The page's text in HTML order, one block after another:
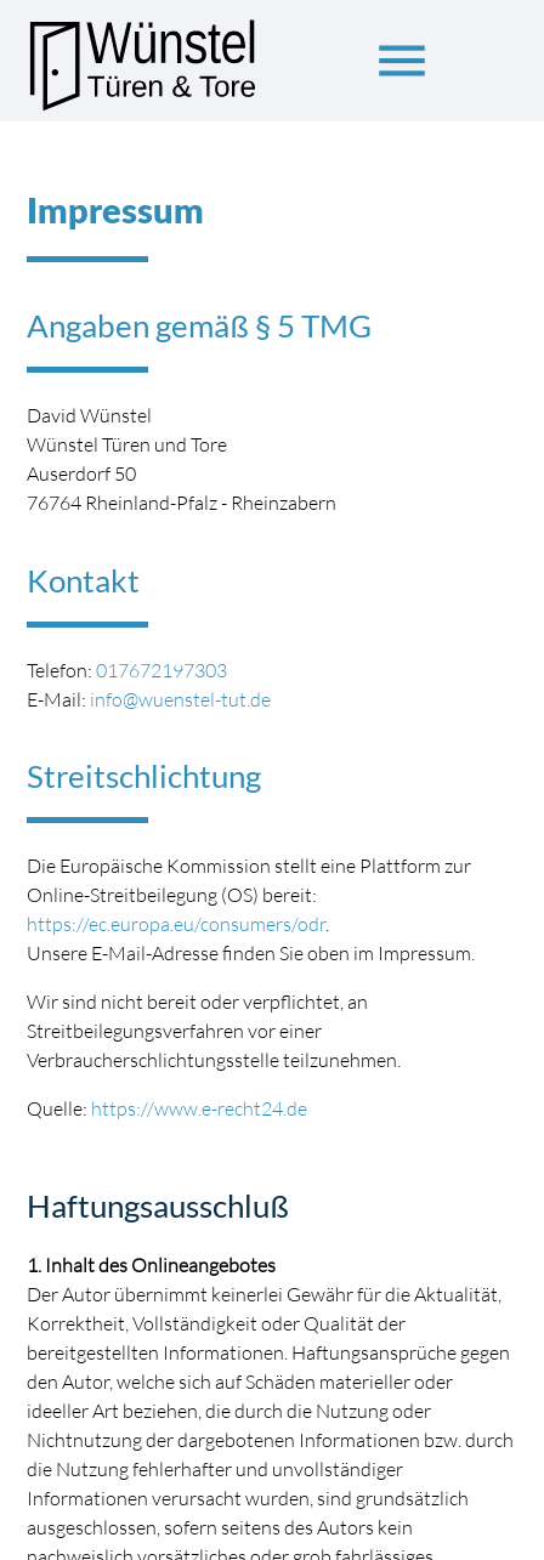
menu
Impressum
Angaben gemäß § 5 TMG
David Wünstel
Wünstel Türen und Tore
Auserdorf 50
76764 Rheinland-Pfalz - Rheinzabern
Kontakt
Telefon:017672197303
E-Mail: info@wuenstel-tut.de
Streitschlichtung
Die Europäische Kommission stellt eine Plattform zur
Online-Streitbeilegung (OS) bereit:
https://ec.europa.eu/consumers/odr.
Unsere E-Mail-Adresse finden Sie oben im Impressum.
Wir sind nicht bereit oder verpflichtet, an
Streitbeilegungsverfahren vor einer
Verbraucherschlichtungsstelle teilzunehmen.
Quelle: https://www.e-recht24.de
Haftungsausschluß
1. Inhalt des Onlineangebotes
Der Autor übernimmt keinerlei Gewähr für die Aktualität,
Korrektheit, Vollständigkeit oder Qualität der
bereitgestellten Informationen. Haftungsansprüche gegen
den Autor, welche sich auf Schäden materieller oder
ideeller Art beziehen, die durch die Nutzung oder
Nichtnutzung der dargebotenen Informationen bzw. durch
die Nutzung fehlerhafter und unvollständiger
Informationen verursacht wurden, sind grundsätzlich
ausgeschlossen, sofern seitens des Autors kein